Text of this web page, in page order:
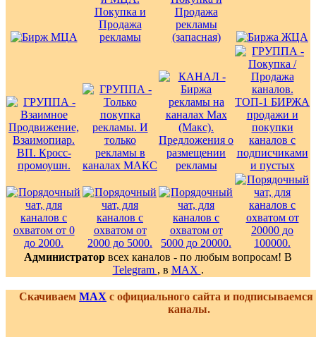
Администратор всех каналов - по любым вопросам! В
Telegram , в MAX .
Скачиваем MAX с официального сайта и
каналы.